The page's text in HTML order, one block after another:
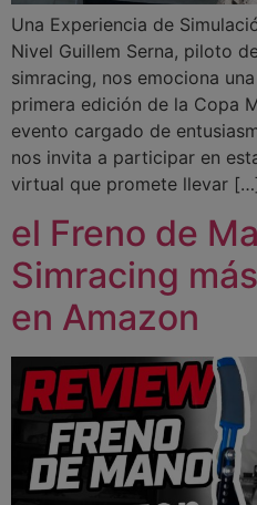
Una Experiencia de
Nivel Guillem Serna, piloto
simracing, nos emociona
primera edición de la Copa
evento cargado de
nos invita a participar en
virtual que promete llevar
el Freno de
Simracing
en Amazon